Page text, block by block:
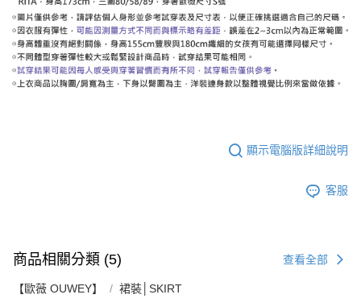
顯示電腦版詳細說明
客服
商品相關分類 (5) 查看全部
【歐薇 OUWEY】 裙裝│SKIRT